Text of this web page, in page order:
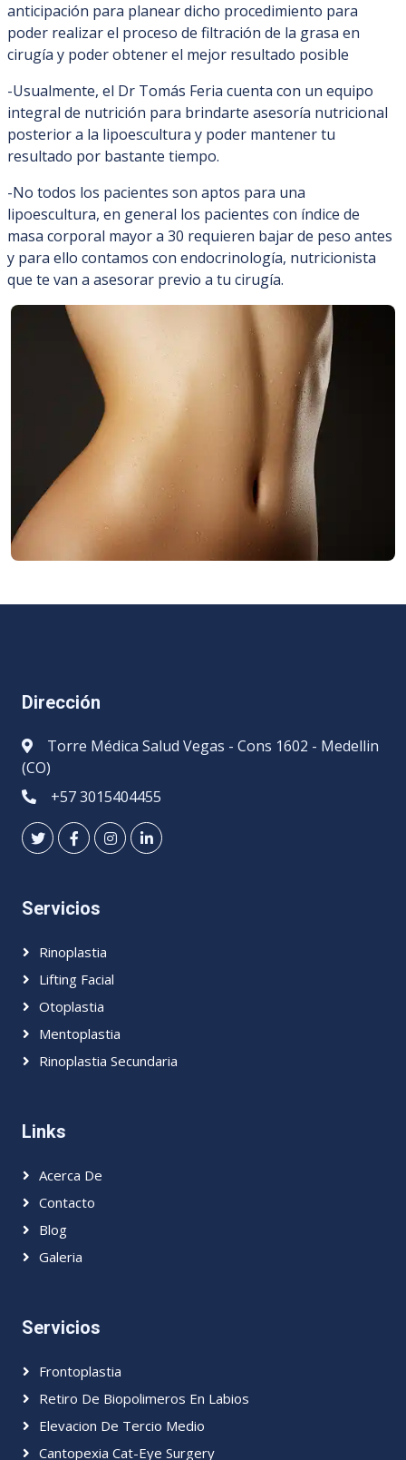
anticipación para planear dicho procedimiento para
poder realizar el proceso de filtración de la grasa en
cirugía y poder obtener el mejor resultado posible
-Usualmente, el Dr Tomás Feria cuenta con un equipo
integral de nutrición para brindarte asesoría nutricional
posterior a la lipoescultura y poder mantener tu
resultado por bastante tiempo.
-No todos los pacientes son aptos para una
lipoescultura, en general los pacientes con índice de
masa corporal mayor a 30 requieren bajar de peso antes
y para ello contamos con endocrinología, nutricionista
que te van a asesorar previo a tu cirugía.
Dirección
Torre Médica Salud Vegas - Cons 1602 - Medellin
(CO)
+57 3015404455
Servicios
Rinoplastia
Lifting Facial
Otoplastia
Mentoplastia
Rinoplastia Secundaria
Links
Acerca De
Contacto
Blog
Galeria
Servicios
Frontoplastia
Retiro De Biopolimeros En Labios
Elevacion De Tercio Medio
Cantopexia Cat-Eye Surgery